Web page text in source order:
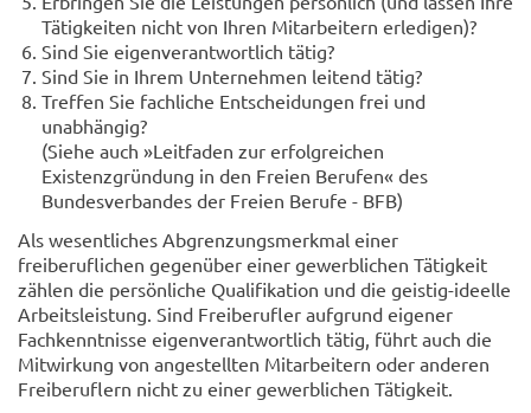
Tätigkeiten nicht von Ihren Mitarbeitern erledigen)?
Sind Sie eigenverantwortlich tätig?
Sind Sie in Ihrem Unternehmen leitend tätig?
Treffen Sie fachliche Entscheidungen frei und
unabhängig?
(Siehe auch »Leitfaden zur erfolgreichen
Existenzgründung in den Freien Berufen« des
Bundesverbandes der Freien Berufe - BFB)
Als wesentliches Abgrenzungsmerkmal einer
freiberuflichen gegenüber einer gewerblichen Tätigkeit
zählen die persönliche Qualifikation und die geistig-ideelle
Arbeitsleistung. Sind Freiberufler aufgrund eigener
Fachkenntnisse eigenverantwortlich tätig, führt auch die
Mitwirkung von angestellten Mitarbeitern oder anderen
Freiberuflern nicht zu einer gewerblichen Tätigkeit.